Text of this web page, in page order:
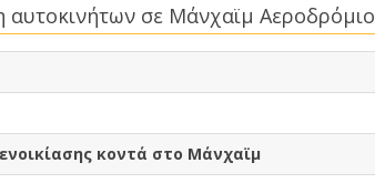
αυτοκινήτων σε Μάνχαϊμ Αεροδρόμιο
κοντά στο Μάνχαϊμ